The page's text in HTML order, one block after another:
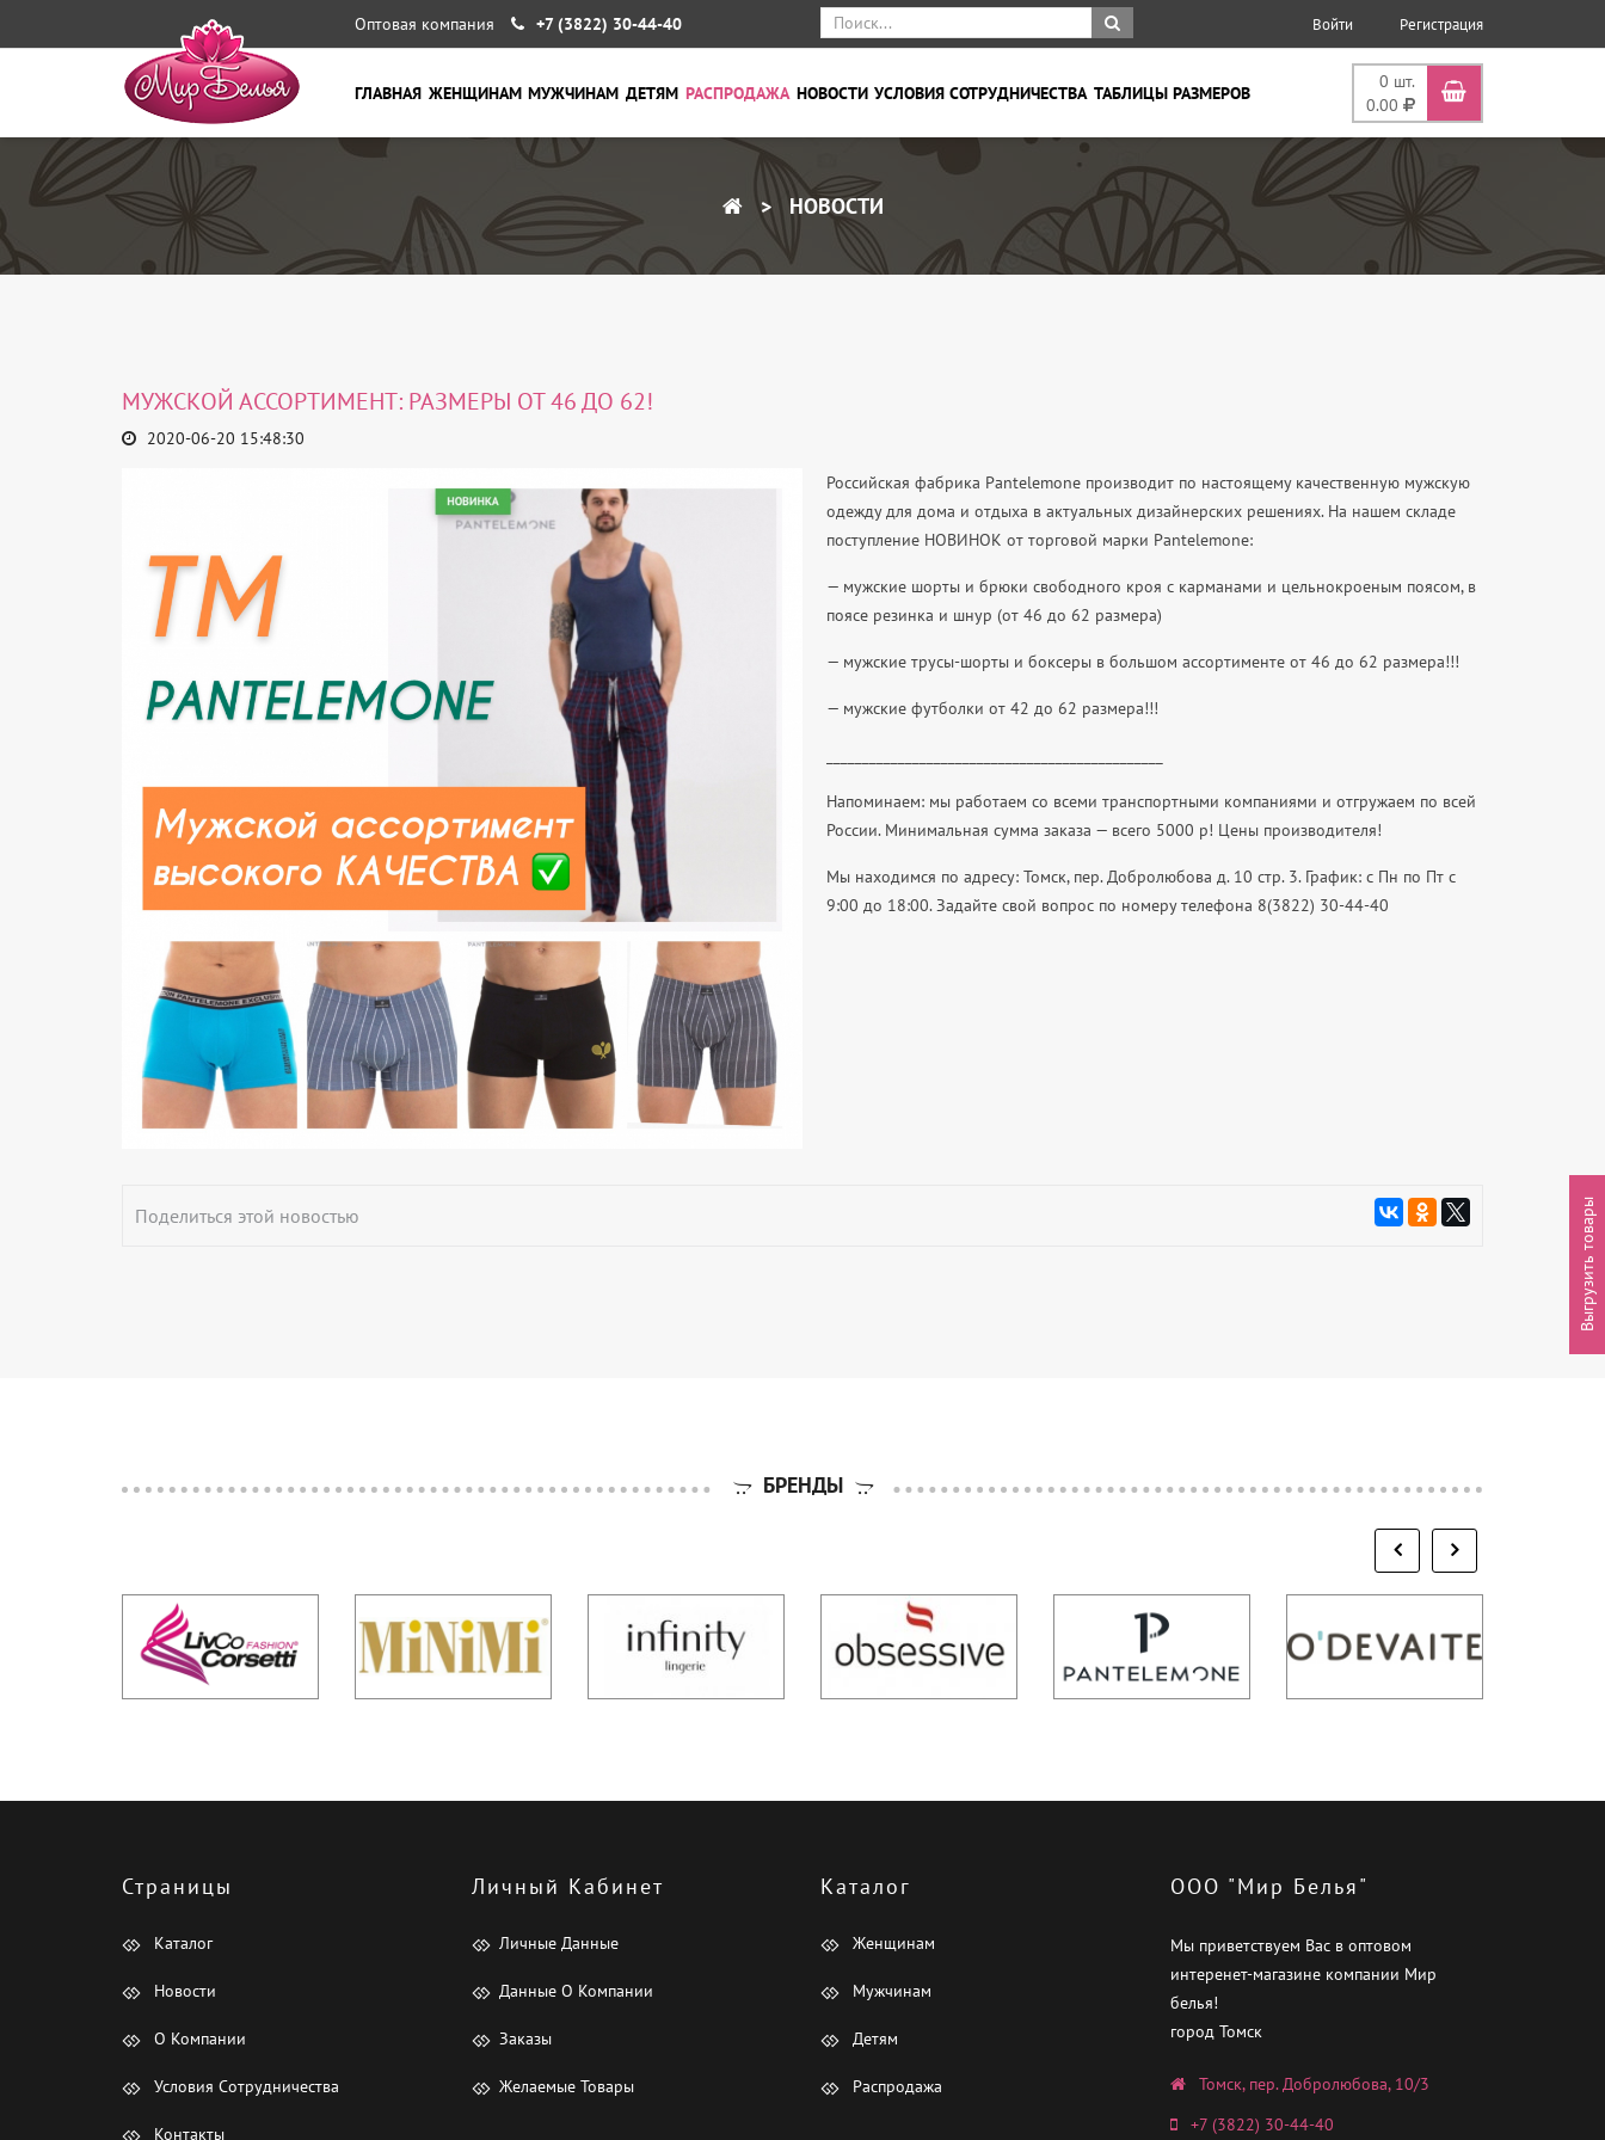
Оптовая компания +7 (3822) 30-44-40 Войти Регистрация
0 шт.
0.00
ГЛАВНАЯ ЖЕНЩИНАМ МУЖЧИНАМ ДЕТЯМ РАСПРОДАЖА НОВОСТИ УСЛОВИЯ СОТРУДНИЧЕСТВА ТАБЛИЦЫ РАЗМЕРОВ
НОВОСТИ
МУЖСКОЙ АССОРТИМЕНТ: РАЗМЕРЫ ОТ 46 ДО 62!
2020-06-20 15:48:30
Российская фабрика Pantelemone производит по настоящему качественную мужскую
одежду для дома и отдыха в актуальных дизайнерских решениях. На нашем складе
поступление НОВИНОК от торговой марки Pantelemone: ⠀
— мужские шорты и брюки свободного кроя с карманами и цельнокроеным поясом, в
поясе резинка и шнур (от 46 до 62 размера) ⠀
— мужские трусы-шорты и боксеры в большом ассортименте от 46 до 62 размера!!! ⠀
— мужские футболки от 42 до 62 размера!!!
Напоминаем: мы работаем со всеми транспортными компаниями и отгружаем по всей
России. Минимальная сумма заказа — всего 5000 р! Цены производителя!
Мы находимся по адресу: Томск, пер. Добролюбова д. 10 стр. 3. График: с Пн по Пт с
9:00 до 18:00. Задайте свой вопрос по номеру телефона 8(3822) 30-44-40
Поделиться этой новостью
БРЕНДЫ
Страницы
Каталог
Новости
О Компании
Условия Сотрудничества
Контакты
Личный Кабинет
Личные Данные
Данные О Компании
Заказы
Желаемые Товары
Каталог
Женщинам
Мужчинам
Детям
Распродажа
ООО "Мир Белья"
Мы приветствуем Вас в оптовом
интеренет-магазине компании Мир
белья!
город Томск
Томск, пер. Добролюбова, 10/3
+7 (3822) 30-44-40
Выгрузить товары